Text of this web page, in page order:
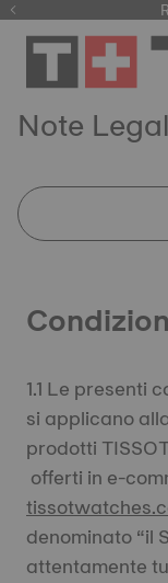
Note
1.1 Le presenti
si applicano
prodotti
offerti in e-
denominato “il
attentamente